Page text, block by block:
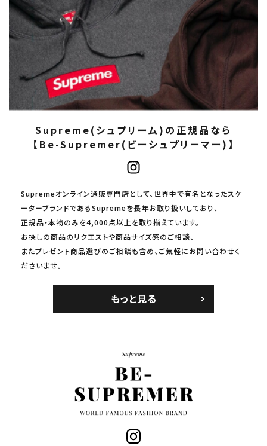
Supreme(シュプリーム)の正規品なら
【Be-Supremer(ビーシュプリーマー)】
Supremeオンライン通販専門店として、世界中で有名となったスケ
ーターブランドであるSupremeを長年お取り扱いしており、
正規品・本物のみを4,000点以上を取り揃えています。
お探しの商品のリクエストや商品サイズ感のご相談、
またプレゼント商品選びのご相談も含め、ご気軽にお問い合わせく
ださいませ。
もっと見る